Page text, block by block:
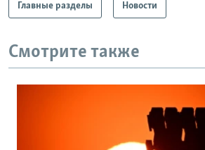
Главные разделы Новости
Смотрите также